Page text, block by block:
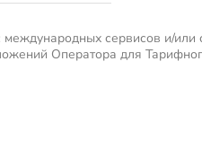
сервисов и/или
Оператора для